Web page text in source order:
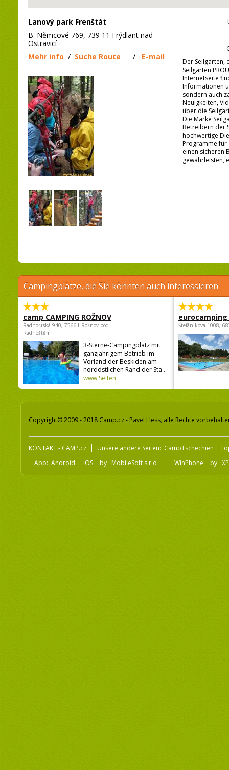
Lanový park Frenštát
B. Němcové 769, 739 11 Frýdlant nad
Ostravicí
Mehr info / Suche Route / E-mail
Der Seilgarten,
Seilgarten
Internetseite
Informationen
sondern auch
Neuigkeiten,
über die
Die Marke
Betreibern der
hochwertige
Programme für
einen sicheren
gewährleisten,
Campingplätze, die Sie könnten auch interessieren
camp CAMPING ROŽNOV
Radhošťská 940, 75661 Rožnov pod
Radhoštěm
3-Sterne-Campingplatz mit
ganzjährigem Betrieb im
Vorland der Beskiden am
nordöstlichen Rand der Sta...
www Seiten
Štefánikova 1008,
Copyright© 2009 - 2018 Camp.cz - Pavel Hess, alle Rechte
KONTAKT - CAMP.cz Unsere andere Seiten: CampTschechien
App: Android iOS by MobileSoft s.r.o WinPhone by